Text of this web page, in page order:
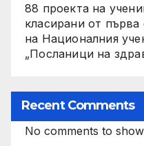
88 проекта на
класирани от
на Националния
„Посланици на
Recent Comments
No comments to